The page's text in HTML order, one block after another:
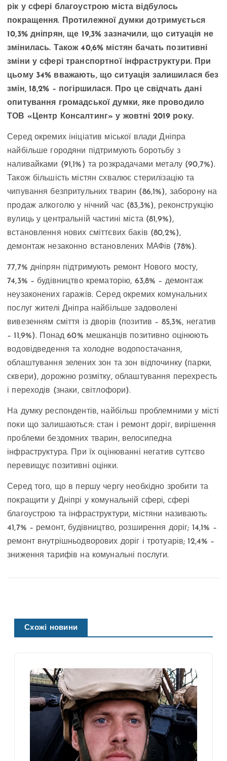
рік у сфері благоустрою міста відбулось
покращення. Протилежної думки дотримується
10,3% дніпрян, ще 19,3% зазначили, що ситуація не
змінилась. Також 40,6% містян бачать позитивні
зміни у сфері транспортної інфраструктури. При
цьому 34% вважають, що ситуація залишилася без
змін, 18,2% – погіршилася. Про це свідчать дані
опитування громадської думки, яке проводило
ТОВ «Центр Консалтинг» у жовтні 2019 року.
Серед окремих ініціатив міської влади Дніпра
найбільше городяни підтримують боротьбу з
наливайками (91,1%) та розкрадачами металу (90,7%).
Також більшість містян схвалює стерилізацію та
чипування безпритульних тварин (86,1%), заборону на
продаж алкоголю у нічний час (83,3%), реконструкцію
вулиць у центральній частині міста (81,9%),
встановлення нових сміттєвих баків (80,2%),
демонтаж незаконно встановлених МАФів (78%).
77,7% дніпрян підтримують ремонт Нового мосту,
74,3% – будівництво крематорію, 63,8% – демонтаж
неузаконених гаражів. Серед окремих комунальних
послуг жителі Дніпра найбільше задоволені
вивезенням сміття із дворів (позитив – 85,3%, негатив
– 11,9%). Понад 60% мешканців позитивно оцінюють
водовідведення та холодне водопостачання,
облаштування зелених зон та зон відпочинку (парки,
сквери), дорожню розмітку, облаштування перехресть
і переходів (знаки, світлофори).
На думку респондентів, найбільш проблемними у місті
поки що залишаються: стан і ремонт доріг, вирішення
проблеми бездомних тварин, велосипедна
інфраструктура. При їх оцінюванні негатив суттєво
перевищує позитивні оцінки.
Серед того, що в першу чергу необхідно зробити та
покращити у Дніпрі у комунальній сфері, сфері
благоустрою та інфраструктури, містяни називають:
41,7% – ремонт, будівництво, розширення доріг; 14,1% –
ремонт внутрішньодворових доріг і тротуарів; 12,4% –
зниження тарифів на комунальні послуги.
Схожі новини